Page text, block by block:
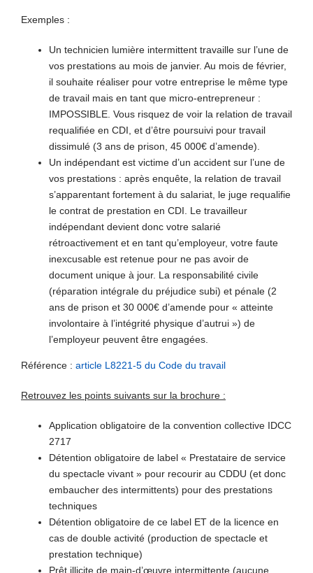
Exemples :
Un technicien lumière intermittent travaille sur l’une de
vos prestations au mois de janvier. Au mois de février,
il souhaite réaliser pour votre entreprise le même type
de travail mais en tant que micro-entrepreneur :
IMPOSSIBLE. Vous risquez de voir la relation de travail
requalifiée en CDI, et d’être poursuivi pour travail
dissimulé (3 ans de prison, 45 000€ d’amende).
Un indépendant est victime d’un accident sur l’une de
vos prestations : après enquête, la relation de travail
s’apparentant fortement à du salariat, le juge requalifie
le contrat de prestation en CDI. Le travailleur
indépendant devient donc votre salarié
rétroactivement et en tant qu’employeur, votre faute
inexcusable est retenue pour ne pas avoir de
document unique à jour. La responsabilité civile
(réparation intégrale du préjudice subi) et pénale (2
ans de prison et 30 000€ d’amende pour « atteinte
involontaire à l’intégrité physique d’autrui ») de
l’employeur peuvent être engagées.
Référence : article L8221-5 du Code du travail
Retrouvez les points suivants sur la brochure :
Application obligatoire de la convention collective IDCC
2717
Détention obligatoire de label « Prestataire de service
du spectacle vivant » pour recourir au CDDU (et donc
embaucher des intermittents) pour des prestations
techniques
Détention obligatoire de ce label ET de la licence en
cas de double activité (production de spectacle et
prestation technique)
Prêt illicite de main-d’œuvre intermittente (aucune